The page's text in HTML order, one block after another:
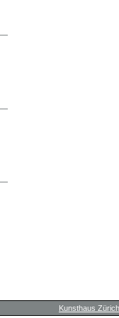
Kunsthaus Zürich